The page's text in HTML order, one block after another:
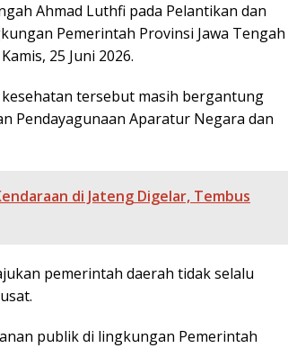
Ahmad Luthfi pada Pelantikan dan
Pemerintah Provinsi Jawa Tengah
25 Juni 2026.
tersebut masih bergantung
Pendayagunaan Aparatur Negara dan
di Jateng Digelar, Tembus
pemerintah daerah tidak selalu
publik di lingkungan Pemerintah